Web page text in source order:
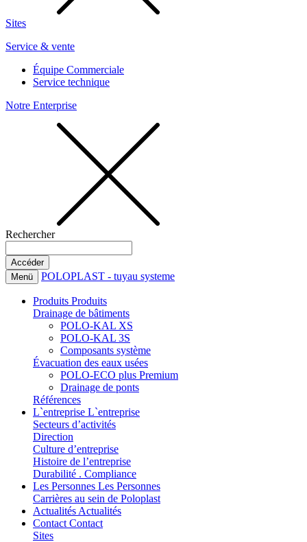
Sites
Service & vente
Équipe Commerciale
Service technique
Notre Enterprise
Rechercher
Menü POLOPLAST - tuyau systeme
Produits Produits
Drainage de bâtiments
POLO-KAL XS
POLO-KAL 3S
Composants système
Évacuation des eaux usées
POLO-ECO plus Premium
Drainage de ponts
Références
L`entreprise L`entreprise
Secteurs d’activités
Direction
Culture d’entreprise
Histoire de l’entreprise
Durabilité . Compliance
Les Personnes Les Personnes
Carrières au sein de Poloplast
Actualités Actualités
Contact Contact
Sites